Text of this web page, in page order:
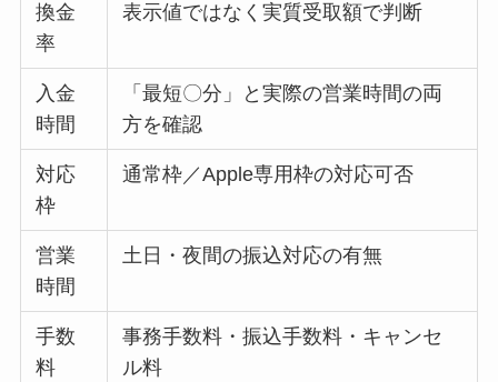
換金
率
表示値ではなく実質受取額で判断
入金
時間
「最短〇分」と実際の営業時間の両
方を確認
対応
枠
通常枠／Apple専用枠の対応可否
営業
時間
土日・夜間の振込対応の有無
手数
料
事務手数料・振込手数料・キャンセ
ル料